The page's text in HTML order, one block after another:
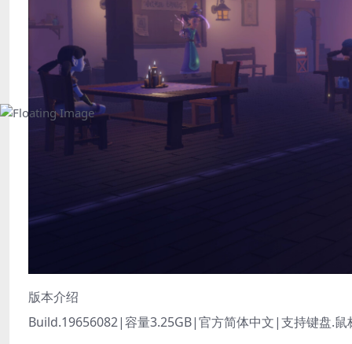
版本介绍
Build.19656082|容量3.25GB|官方简体中文|支持键盘.鼠